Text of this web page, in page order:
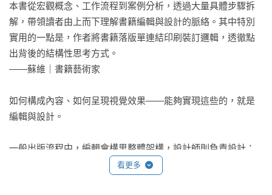
本書從宏觀概念、工作流程到案例分析，透過大量具體步驟拆
解，帶領讀者由上而下理解書籍編輯與設計的脈絡。其中特別
實用的一點是，作者將書籍落版單連結印刷裝訂邏輯，透徹點
出背後的結構性思考方式。
——蘇維｜書籍藝術家
如何構成內容、如何呈現視覺效果——能夠實現這些的，就是
編輯與設計。
一般出版流程中，編輯會構思整體架構，設計師則負責設計；
但在以視覺為主的書籍，諸如插畫集、攝影集、作品集與ZINE
看更多